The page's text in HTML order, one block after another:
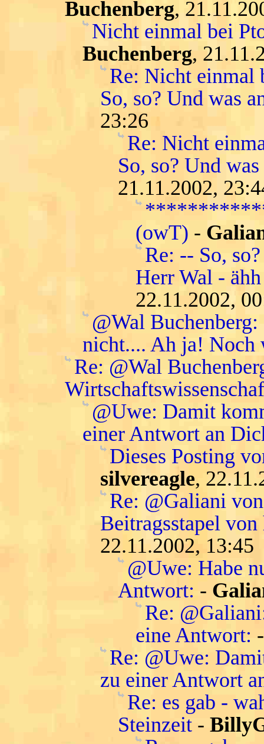
Buchenberg,
Nicht einmal bei
Buchenberg,
Re: Nicht einmal
So, so? Und was
23:26
Re: Nicht
So, so? Und
21.11.2002,
(owT) -
Re: -- So,
Herr Wal -
22.11.2002,
@Wal
nicht.... Ah ja! Noch
Re: @Wal
@Uwe: Damit
einer Antwort an
Dieses Posting
silvereagle,
Re: @Galiani
Beitragsstapel von
22.11.2002, 13:45
@Uwe: Habe
Antwort: -
Re:
eine Antwort:
Re: @Uwe:
zu einer Antwort
Re: es gab -
Steinzeit -